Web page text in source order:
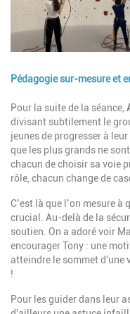
Pédagogie sur-mesure et
Description
Pour la suite de la séance,
divisant subtilement le
jeunes de progresser à
que les plus grands ne
chacun de choisir sa voie
rôle, chacun change de
C’est là que l’on mesure
crucial. Au-delà de la
soutien. On a adoré voir
encourager Tony : une
atteindre le sommet d'une
!
Pour les guider dans leur